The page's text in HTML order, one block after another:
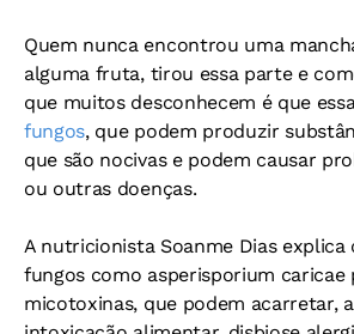
Quem nunca encontrou uma
alguma fruta, tirou essa parte e
que muitos desconhecem é que
fungos, que podem produzir
que são nocivas e podem causar
ou outras doenças.
A nutricionista Soanme Dias explica
fungos como asperisporium caricae
micotoxinas, que podem acarretar,